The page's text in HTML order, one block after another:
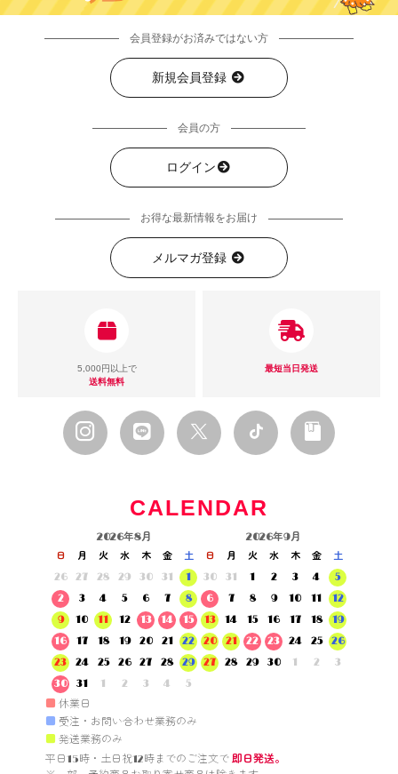
会員登録がお済みではない方
新規会員登録
会員の方
ログイン
お得な最新情報をお届け
メルマガ登録
5,000円以上で
送料無料
最短当日発送
CALENDAR
2026年8月
日 月 火 水 木 金
土
26
27 28 29 30 31
1
2
3 4 5 6 7
8
9
10 11 12 13 14
15
16
17 18 19 20 21
22
23
24 25 26 27 28
29
30
31 1 2 3 4 5
2026年9月
日 月 火 水 木 金
土
30
31 1 2 3 4
5
6
7 8 9 10 11
12
13
14 15 16 17 18
19
20
21 22 23 24 25
26
27
28 29 30 1 2 3
■ 休業日
■ 受注・お問い合わせ業務のみ
■ 発送業務のみ
平日15時・土日祝12時までのご注文で 即日発送。